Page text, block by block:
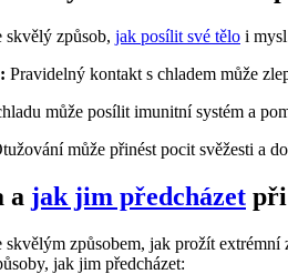
způsob, jak posílit své tělo i
Pravidelný kontakt s chladem může
může posílit imunitní systém a
může přinést pocit svěžesti a
a jak jim předcházet při
způsobem, jak prožít
jak jim předcházet: